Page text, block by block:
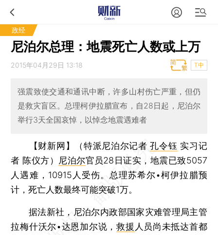
政经
尼泊尔总理：地震死亡人数或上万
2015年04月29日 13:18 T中
强震致使交通和通讯中断，许多山村伤亡严重，但仍
是救灾盲区。总理柯伊拉腊宣布，自28日起，尼泊尔
举行3天全国哀悼，以悼念地震遇难者
【财新网】（特派尼泊尔记者孔令钰 实习记
者 陈仪方） 尼泊尔官员28日证实，地震已致5057
人遇难，10915人受伤。总理苏希尔•柯伊拉腊预
计，死亡人数最终可能突破1万。
据法新社，尼泊尔内政部国家灾难管理局主管
拉梅什沃尔•达恩加尔说，救援 人员尚未抵达首都